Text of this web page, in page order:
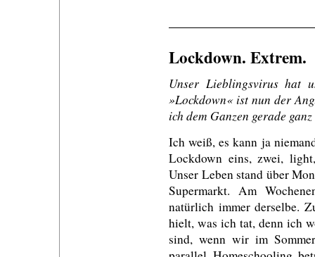
Lockdown. Extrem.
Unser Lieblingsvirus hat
»Lockdown« ist nun der
ich dem Ganzen gerade
Ich weiß, es kann ja
Lockdown eins, zwei,
Unser Leben stand über
Supermarkt. Am
natürlich immer derselbe.
hielt, was ich tat, denn ich
sind, wenn wir im